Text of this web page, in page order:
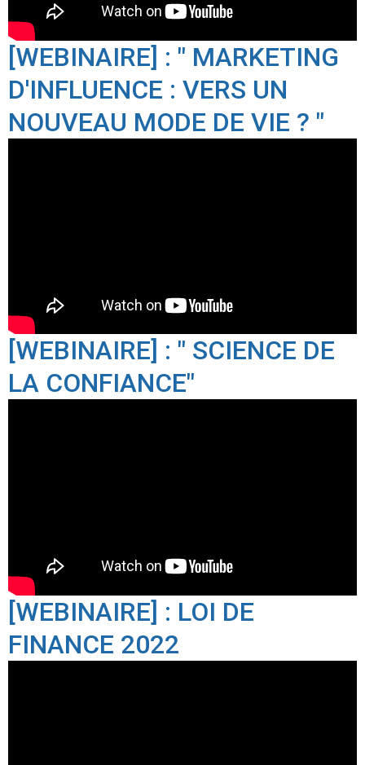
[WEBINAIRE] : " MARKETING
D'INFLUENCE : VERS UN
NOUVEAU MODE DE VIE ? "
[WEBINAIRE] : " SCIENCE DE
LA CONFIANCE"
[WEBINAIRE] : LOI DE
FINANCE 2022